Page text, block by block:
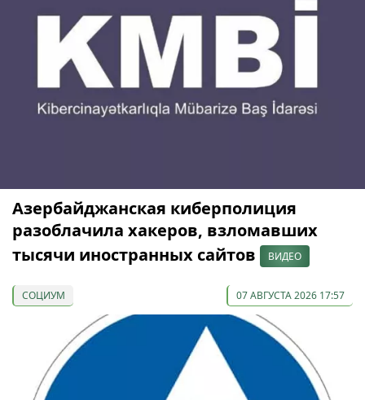
Азербайджанская киберполиция
разоблачила хакеров, взломавших
тысячи иностранных сайтов
ВИДЕО
СОЦИУМ 07 АВГУСТА 2026 17:57